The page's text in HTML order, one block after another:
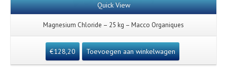
Quick View
Magnesium Chloride – 25 kg – Macco Organiques
€128,20 Toevoegen aan winkelwagen